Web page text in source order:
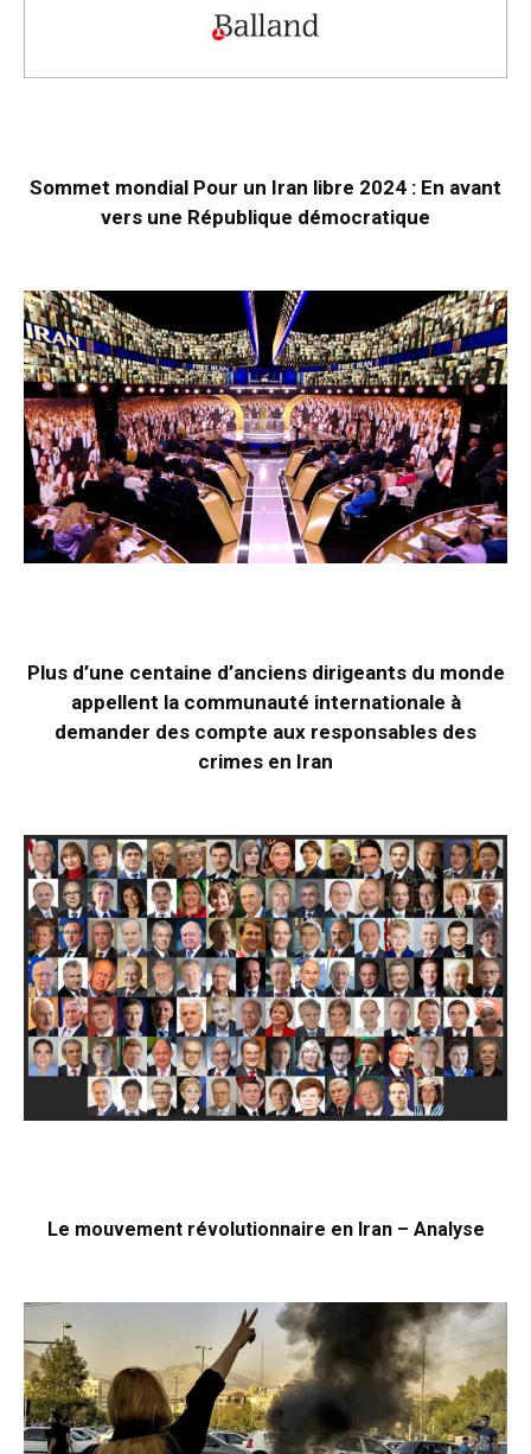
Sommet mondial Pour un Iran libre 2024 : En avant
vers une République démocratique
Plus d’une centaine d’anciens dirigeants du monde
appellent la communauté internationale à
demander des compte aux responsables des
crimes en Iran
Le mouvement révolutionnaire en Iran – Analyse